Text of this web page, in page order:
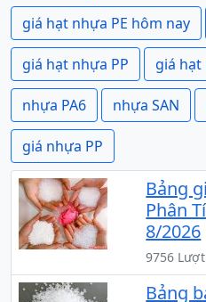
giá hạt nhựa PE hôm nay
giá hạt nhựa PP giá hạt
nhựa PA6 nhựa SAN
giá nhựa PP
Bảng
Phân
8/2026
9756
Bảng